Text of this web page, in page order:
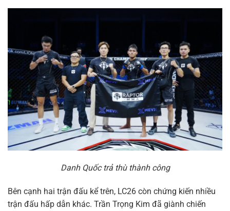
Danh Quốc trả thù thành công
Bên cạnh hai trận đấu kể trên, LC26 còn chứng kiến nhiều
trận đấu hấp dẫn khác. Trần Trọng Kim đã giành chiến